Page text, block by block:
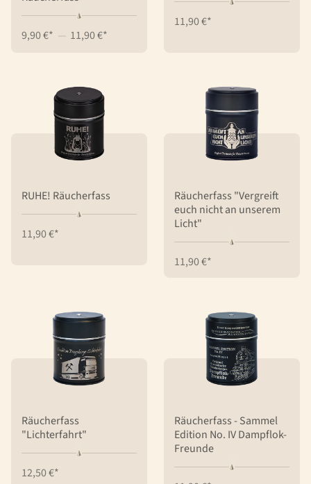
9,90 €* 11,90 €*
11,90 €*
RUHE! Räucherfass
11,90 €*
Räucherfass "Vergreift
euch nicht an unserem
Licht"
11,90 €*
Räucherfass
"Lichterfahrt"
12,50 €*
Räucherfass - Sammel
Edition No. IV Dampflok-
Freunde